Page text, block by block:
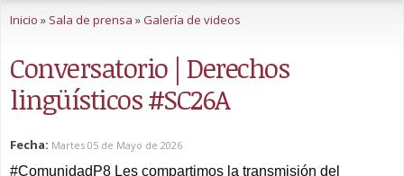
Inicio » Sala de prensa »Galería de videos
Conversatorio | Derechos
lingüísticos #SC26A
Fecha: Martes 05 de Mayo de 2026
#ComunidadP8 Les compartimos la transmisión del